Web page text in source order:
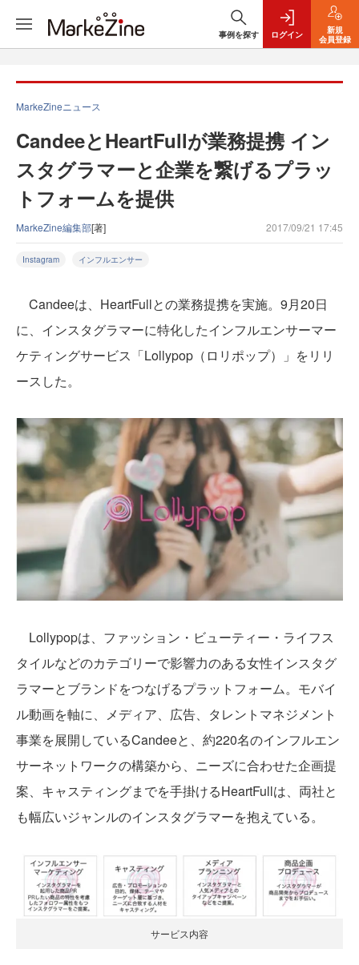
事例を探す ログイン
新規
会員登録
MarkeZineニュース
CandeeとHeartFullが業務提携 イン
スタグラマーと企業を繋げるプラッ
トフォームを提供
MarkeZine編集部[著] 2017/09/21 17:45
Instagram インフルエンサー
Candeeは、HeartFullとの業務提携を実施。9月20日
に、インスタグラマーに特化したインフルエンサーマー
ケティングサービス「Lollypop（ロリポップ）」をリリ
ースした。
Lollypopは、ファッション・ビューティー・ライフス
タイルなどのカテゴリーで影響力のある女性インスタグ
ラマーとブランドをつなげるプラットフォーム。モバイ
ル動画を軸に、メディア、広告、タレントマネジメント
事業を展開しているCandeeと、約220名のインフルエン
サーネットワークの構築から、ニーズに合わせた企画提
案、キャスティングまでを手掛けるHeartFullは、両社と
も幅広いジャンルのインスタグラマーを抱えている。
サービス内容